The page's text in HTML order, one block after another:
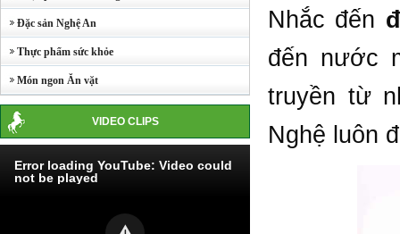
Đặc sản Nghệ An
Thực phẩm sức khỏe
Món ngon Ăn vặt
VIDEO CLIPS
Error loading YouTube: Video could
not be played
Nhắc đến
đến nước
truyền từ
Nghệ luôn